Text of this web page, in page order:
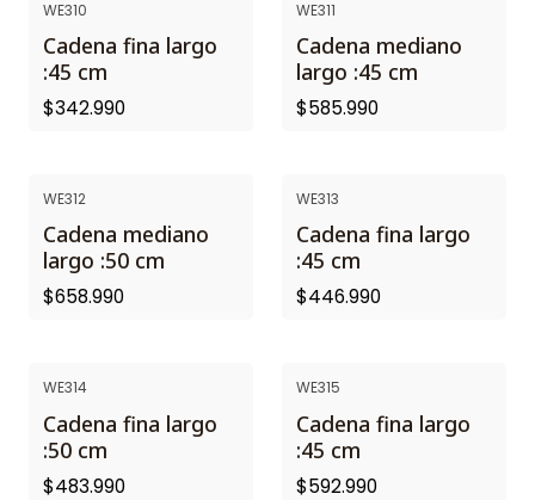
WE310
Cadena fina largo
:45 cm
$342.990
WE311
Cadena mediano
largo :45 cm
$585.990
WE312
Cadena mediano
largo :50 cm
$658.990
WE313
Cadena fina largo
:45 cm
$446.990
WE314
Cadena fina largo
:50 cm
$483.990
WE315
Cadena fina largo
:45 cm
$592.990